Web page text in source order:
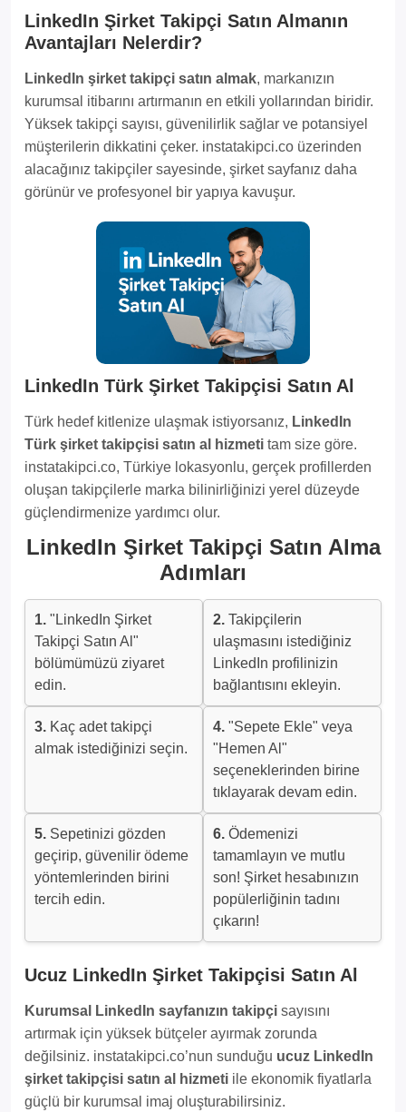
LinkedIn Şirket Takipçi Satın Almanın
Avantajları Nelerdir?
LinkedIn şirket takipçi satın almak, markanızın
kurumsal itibarını artırmanın en etkili yollarından biridir.
Yüksek takipçi sayısı, güvenilirlik sağlar ve potansiyel
müşterilerin dikkatini çeker. instatakipci.co üzerinden
alacağınız takipçiler sayesinde, şirket sayfanız daha
görünür ve profesyonel bir yapıya kavuşur.
LinkedIn Türk Şirket Takipçisi Satın Al
Türk hedef kitlenize ulaşmak istiyorsanız, LinkedIn
Türk şirket takipçisi satın al hizmeti tam size göre.
instatakipci.co, Türkiye lokasyonlu, gerçek profillerden
oluşan takipçilerle marka bilinirliğinizi yerel düzeyde
güçlendirmenize yardımcı olur.
LinkedIn Şirket Takipçi Satın Alma
Adımları
1. "LinkedIn Şirket
Takipçi Satın Al"
bölümümüzü ziyaret
edin.
2. Takipçilerin
ulaşmasını istediğiniz
LinkedIn profilinizin
bağlantısını ekleyin.
3. Kaç adet takipçi
almak istediğinizi seçin.
4. "Sepete Ekle" veya
"Hemen Al"
seçeneklerinden birine
tıklayarak devam edin.
5. Sepetinizi gözden
geçirip, güvenilir ödeme
yöntemlerinden birini
tercih edin.
6. Ödemenizi
tamamlayın ve mutlu
son! Şirket hesabınızın
popülerliğinin tadını
çıkarın!
Ucuz LinkedIn Şirket Takipçisi Satın Al
Kurumsal LinkedIn sayfanızın takipçi sayısını
artırmak için yüksek bütçeler ayırmak zorunda
değilsiniz. instatakipci.co’nun sunduğu ucuz LinkedIn
şirket takipçisi satın al hizmeti ile ekonomik fiyatlarla
güçlü bir kurumsal imaj oluşturabilirsiniz.